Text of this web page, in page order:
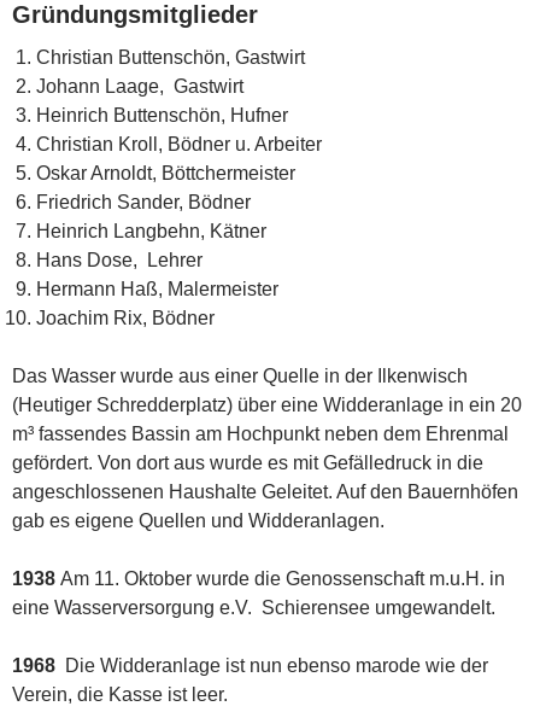
Gründungsmitglieder
Christian Buttenschön, Gastwirt
Johann Laage, Gastwirt
Heinrich Buttenschön, Hufner
Christian Kroll, Bödner u. Arbeiter
Oskar Arnoldt, Böttchermeister
Friedrich Sander, Bödner
Heinrich Langbehn, Kätner
Hans Dose, Lehrer
Hermann Haß, Malermeister
Joachim Rix, Bödner
Das Wasser wurde aus einer Quelle in der Ilkenwisch
(Heutiger Schredderplatz) über eine Widderanlage in ein 20
m³ fassendes Bassin am Hochpunkt neben dem Ehrenmal
gefördert. Von dort aus wurde es mit Gefälledruck in die
angeschlossenen Haushalte Geleitet. Auf den Bauernhöfen
gab es eigene Quellen und Widderanlagen.
1938 Am 11. Oktober wurde die Genossenschaft m.u.H. in
eine Wasserversorgung e.V. Schierensee umgewandelt.
1968 Die Widderanlage ist nun ebenso marode wie der
Verein, die Kasse ist leer.